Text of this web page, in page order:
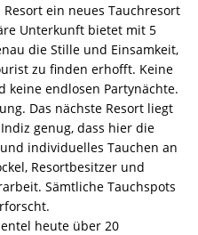
ein neues Tauchresort
Unterkunft bietet mit 5
die Stille und Einsamkeit,
zu finden erhofft. Keine
keine endlosen Partynächte.
Das nächste Resort liegt
genug, dass hier die
individuelles Tauchen an
Resortbesitzer und
Sämtliche Tauchspots
heute über 20